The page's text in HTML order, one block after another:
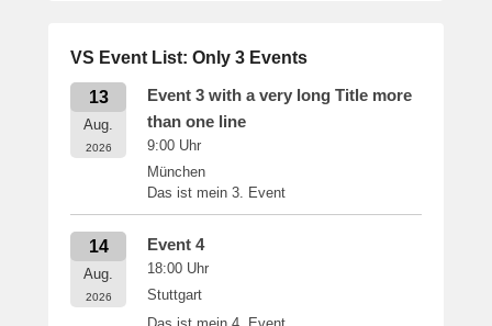
VS Event List: Only 3 Events
13
Aug.
2026
Event 3 with a very long Title more
than one line
9:00 Uhr
München
Das ist mein 3. Event
14
Aug.
2026
Event 4
18:00 Uhr
Stuttgart